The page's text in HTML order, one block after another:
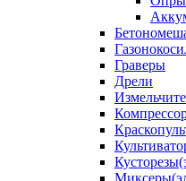
Граверы
Дрели